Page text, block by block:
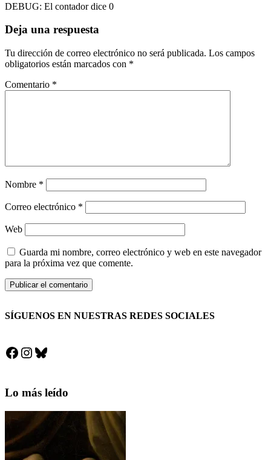
DEBUG: El contador dice 0
Deja una respuesta
Tu dirección de correo electrónico no será publicada. Los campos
obligatorios están marcados con *
Comentario *
Nombre *
Correo electrónico *
Web
Guarda mi nombre, correo electrónico y web en este navegador
para la próxima vez que comente.
SÍGUENOS EN NUESTRAS REDES SOCIALES
Facebook
Instagram
Bluesky
Lo más leído